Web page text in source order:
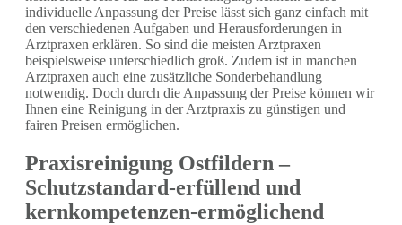
individuelle Anpassung der Preise lässt sich ganz einfach mit
den verschiedenen Aufgaben und Herausforderungen in
Arztpraxen erklären. So sind die meisten Arztpraxen
beispielsweise unterschiedlich groß. Zudem ist in manchen
Arztpraxen auch eine zusätzliche Sonderbehandlung
notwendig. Doch durch die Anpassung der Preise können wir
Ihnen eine Reinigung in der Arztpraxis zu günstigen und
fairen Preisen ermöglichen.
Praxisreinigung Ostfildern –
Schutzstandard-erfüllend und
kernkompetenzen-ermöglichend